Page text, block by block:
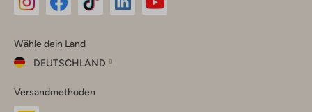
Instagram
Facebook
TikTok
Wähle dein Land
DEUTSCHLAND
dein
Land
Versandmethoden